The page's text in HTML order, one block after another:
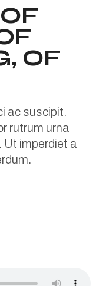
OF
ac suscipit.
rutrum urna
Ut imperdiet a